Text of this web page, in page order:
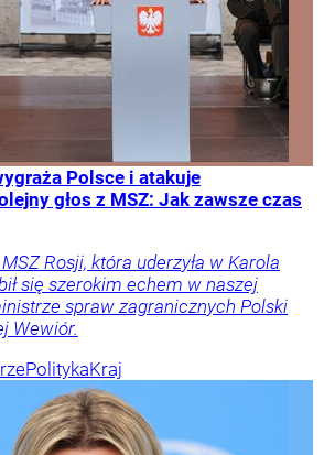
Polsce i atakuje
głos z MSZ: Jak zawsze czas
Rosji, która uderzyła w Karola
się szerokim echem w naszej
spraw zagranicznych Polski
Wewiór.
PolitykaKraj